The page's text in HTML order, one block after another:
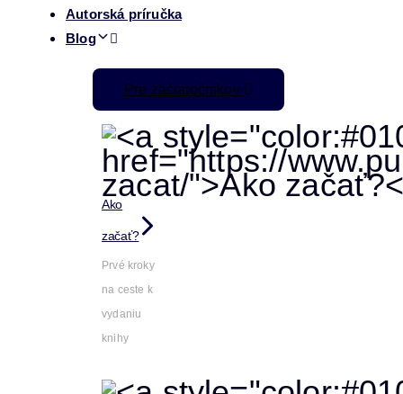
Autorská príručka
Blog
Pre začiatočníkov
Ako
začať?
Prvé kroky
na ceste k
vydaniu
knihy